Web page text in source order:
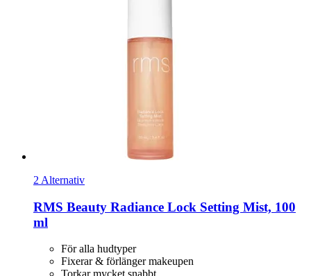
2 Alternativ
RMS Beauty Radiance Lock Setting Mist, 100
ml
För alla hudtyper
Fixerar & förlänger makeupen